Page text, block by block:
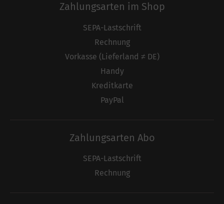
Zahlungsarten im Shop
SEPA-Lastschrift
Rechnung
Vorkasse (Lieferland ≠ DE)
Handy
Kreditkarte
PayPal
Zahlungsarten Abo
SEPA-Lastschrift
Rechnung